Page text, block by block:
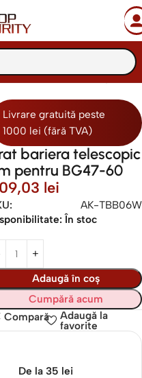
Accesorii sisteme de parcare
Livrare gratuită peste
1000 lei (fără TVA)
bariera telescopic
pentru BG47-60
lei
AK-TBB06W
În stoc
Adaugă în coș
Cumpără acum
Compară
Adaugă la
favorite
De la 35 lei